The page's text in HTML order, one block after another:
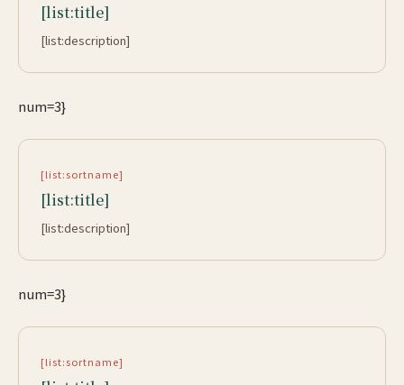
[list:title]
[list:description]
num=3}
[list:sortname]
[list:title]
[list:description]
num=3}
[list:sortname]